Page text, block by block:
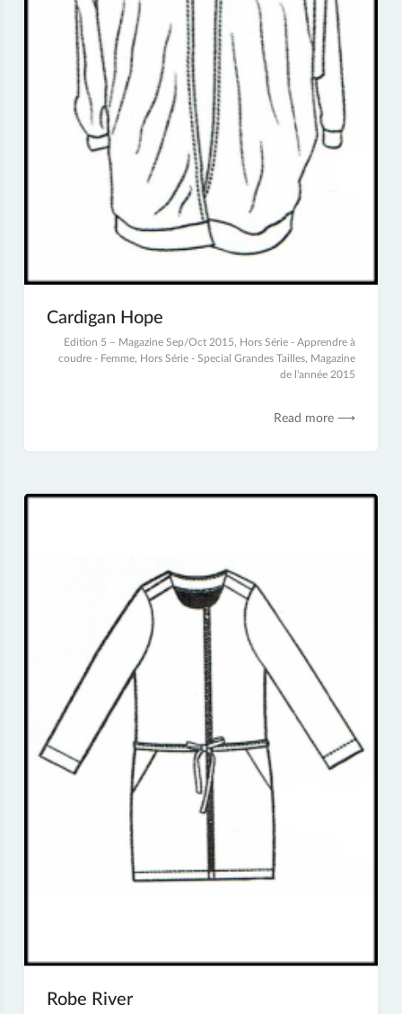
Cardigan Hope
juillet
Edition 5 – Magazine Sep/Oct 2015, Hors Série - Apprendre à
coudre - Femme, Hors Série - Special Grandes Tailles, Magazine
de l'année 2015
Read more ⟶
Robe River